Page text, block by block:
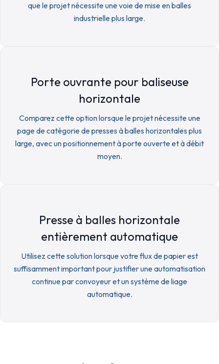
que le projet nécessite une voie de mise en balles
industrielle plus large.
Porte ouvrante pour baliseuse
horizontale
Comparez cette option lorsque le projet nécessite une
page de catégorie de presses à balles horizontales plus
large, avec un positionnement à porte ouverte et à débit
moyen.
Presse à balles horizontale
entièrement automatique
Utilisez cette solution lorsque votre flux de papier est
suffisamment important pour justifier une automatisation
continue par convoyeur et un système de liage
automatique.